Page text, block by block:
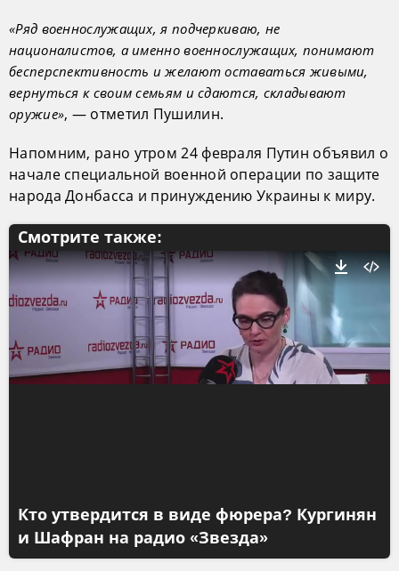
«Ряд военнослужащих, я подчеркиваю, не
националистов, а именно военнослужащих, понимают
бесперспективность и желают оставаться живыми,
вернуться к своим семьям и сдаются, складывают
оружие», — отметил Пушилин.
Напомним, рано утром 24 февраля Путин объявил о
начале специальной военной операции по защите
народа Донбасса и принуждению Украины к миру.
Смотрите также:
Кто утвердится в виде фюрера? Кургинян
и Шафран на радио «Звезда»